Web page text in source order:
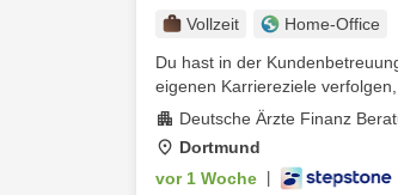
Vollzeit
Home-Office
Du hast in der
eigenen Karriereziele
Deutsche Ärzte Finanz
Dortmund
vor 1 Woche